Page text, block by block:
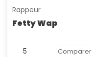
Rappeur
Fetty Wap
5 Comparer